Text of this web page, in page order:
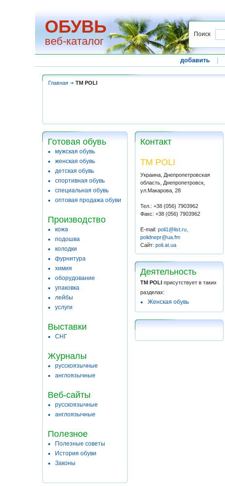
ОБУВЬ
веб-каталог
Поиск
добавить
Главная ТМ POLI
Готовая обувь
мужская обувь
женская обувь
детская обувь
спортивная обувь
специальная обувь
оптовая продажа обуви
Производство
кожа
подошва
колодки
фурнитура
химия
оборудование
упаковка
лейбы
услуги
Выставки
СНГ
Журналы
русскоязычные
англоязычные
Веб-сайты
русскоязычные
англоязычные
Полезное
Полезные советы
История обуви
Законы
Контакт
ТМ POLI
Украина, Днепропетровская
область, Днепропетровск,
ул.Макарова, 28
Тел.: +38 (056) 7903962
Факс: +38 (056) 7903962
E-mail: poli1@list.ru,
polidnepr@ua.fm
Сайт: poli.at.ua
Деятельность
ТМ POLI присутствует в таких
разделах:
Женская обувь